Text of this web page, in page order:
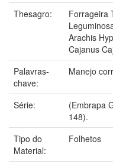
Thesagro:
Forrageira
Arachis
Cajanus
Palavras-
chave:
Manejo
Série:
(Embrapa
148).
Tipo do
Material:
Folhetos